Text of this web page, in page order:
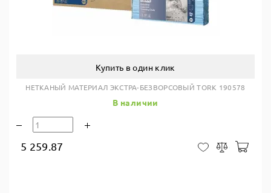
Купить в один клик
НЕТКАНЫЙ МАТЕРИАЛ ЭКСТРА-БЕЗВОРСОВЫЙ TORK 190578
В наличии
5 259.87 В закладки
Сравнить